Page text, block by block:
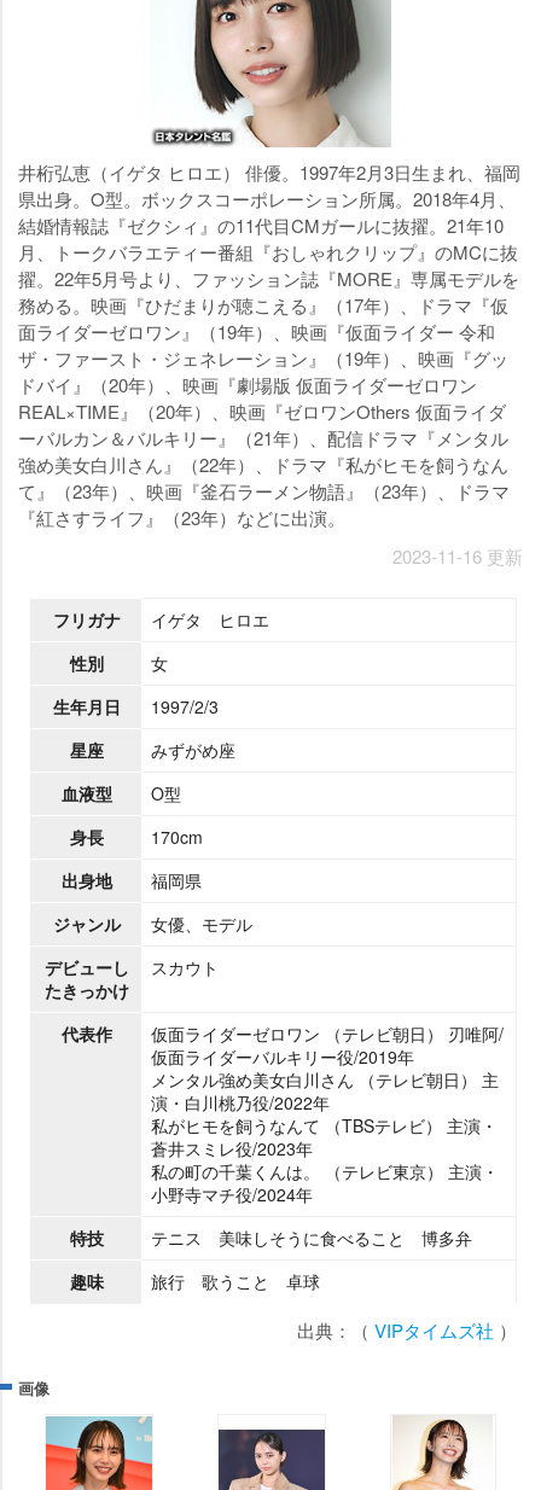
井桁弘恵（イゲタ ヒロエ） 俳優。1997年2月3日生まれ、福岡
県出身。O型。ボックスコーポレーション所属。2018年4月、
結婚情報誌『ゼクシィ』の11代目CMガールに抜擢。21年10
月、トークバラエティー番組『おしゃれクリップ』のMCに抜
擢。22年5月号より、ファッション誌『MORE』専属モデルを
務める。映画『ひだまりが聴こえる』（17年）、ドラマ『仮
面ライダーゼロワン』（19年）、映画『仮面ライダー 令和
ザ・ファースト・ジェネレーション』（19年）、映画『グッ
ドバイ』（20年）、映画『劇場版 仮面ライダーゼロワン
REAL×TIME』（20年）、映画『ゼロワンOthers 仮面ライダ
ーバルカン＆バルキリー』（21年）、配信ドラマ『メンタル
強め美女白川さん』（22年）、ドラマ『私がヒモを飼うなん
て』（23年）、映画『釜石ラーメン物語』（23年）、ドラマ
『紅さすライフ』（23年）などに出演。
2023-11-16 更新
フリガナ
イゲタ ヒロエ
性別
女
生年月日
1997/2/3
星座
みずがめ座
血液型
O型
身長
170cm
出身地
福岡県
ジャンル
女優、モデル
デビューし
たきっかけ
スカウト
代表作
仮面ライダーゼロワン （テレビ朝日） 刃唯阿/
仮面ライダーバルキリー役/2019年
メンタル強め美女白川さん （テレビ朝日） 主
演・白川桃乃役/2022年
私がヒモを飼うなんて （TBSテレビ） 主演・
蒼井スミレ役/2023年
私の町の千葉くんは。 （テレビ東京） 主演・
小野寺マチ役/2024年
特技
テニス 美味しそうに食べること 博多弁
趣味
旅行 歌うこと 卓球
出典：（ VIPタイムズ社 ）
画像